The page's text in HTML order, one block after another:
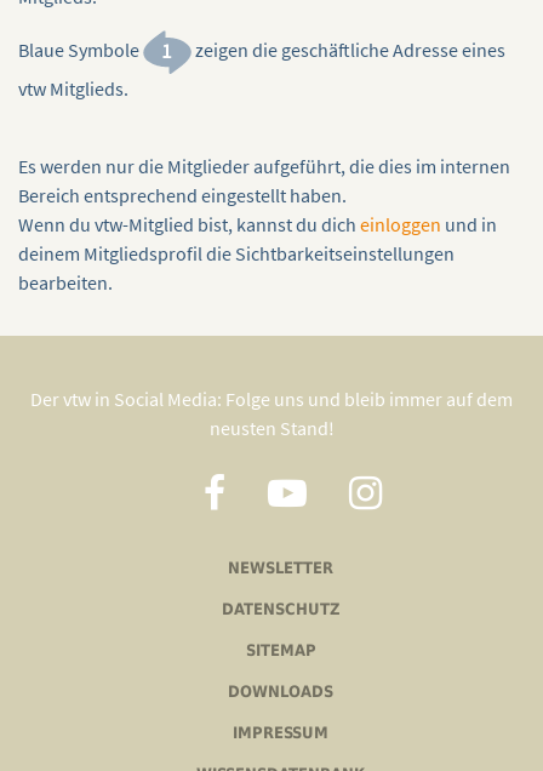
Blaue Symbole
zeigen die geschäftliche Adresse eines
vtw Mitglieds.
Es werden nur die Mitglieder aufgeführt, die dies im internen
Bereich entsprechend eingestellt haben.
Wenn du vtw-Mitglied bist, kannst du dich einloggen und in
deinem Mitgliedsprofil die Sichtbarkeitseinstellungen
bearbeiten.
Der vtw in Social Media: Folge uns und bleib immer auf dem
neusten Stand!
NEWSLETTER
DATENSCHUTZ
SITEMAP
DOWNLOADS
IMPRESSUM